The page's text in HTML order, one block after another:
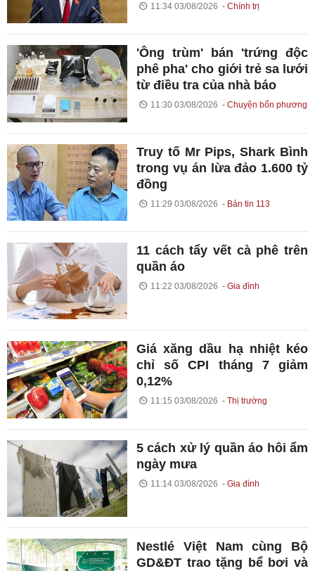
11:34 03/08/2026 Chính trị
'Ông trùm' bán 'trứng độc
phê pha' cho giới trẻ sa lưới
từ điều tra của nhà báo
11:30 03/08/2026 Chuyện bốn phương
Truy tố Mr Pips, Shark Bình
trong vụ án lừa đảo 1.600 tỷ
đồng
11:29 03/08/2026 Bản tin 113
11 cách tẩy vết cà phê trên
quần áo
11:22 03/08/2026 Gia đình
Giá xăng dầu hạ nhiệt kéo
chỉ số CPI tháng 7 giảm
0,12%
11:15 03/08/2026 Thị trường
5 cách xử lý quần áo hôi ẩm
ngày mưa
11:14 03/08/2026 Gia đình
Nestlé Việt Nam cùng Bộ
GD&ĐT trao tặng bể bơi và